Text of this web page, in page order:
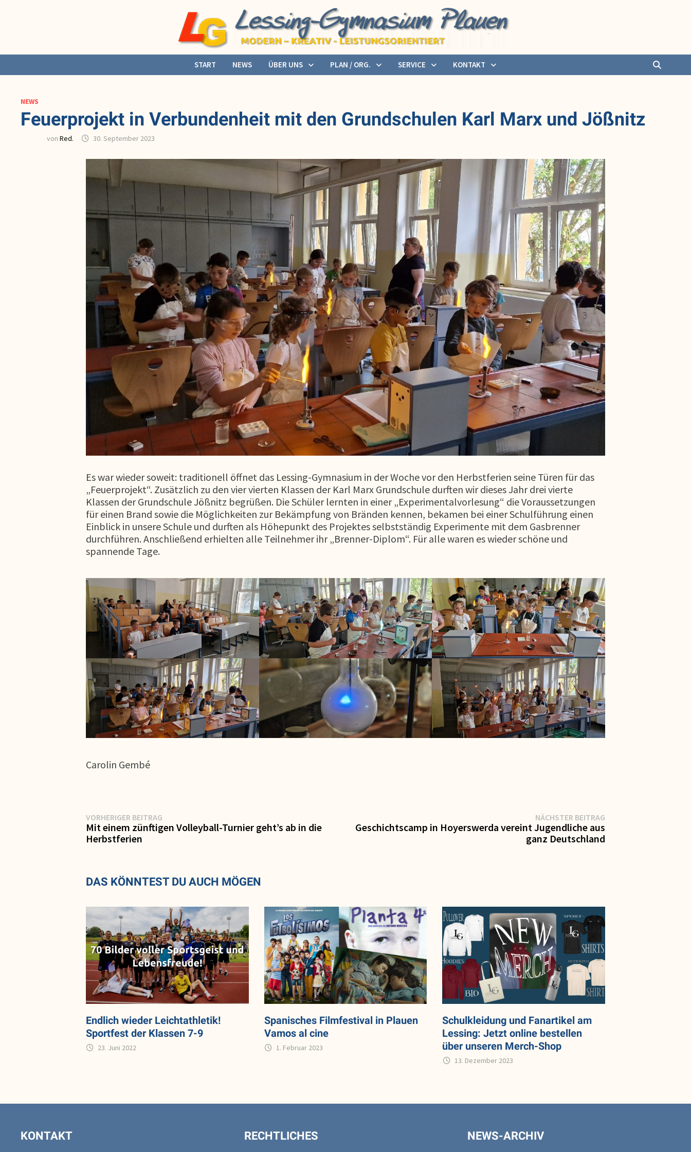
START NEWS ÜBER UNS PLAN / ORG. SERVICE KONTAKT
NEWS
Feuerprojekt in Verbundenheit mit den Grundschulen Karl Marx und Jößnitz
vonRed. 30. September 2023
Es war wieder soweit: traditionell öffnet das Lessing-Gymnasium in der Woche vor den Herbstferien seine Türen für das
„Feuerprojekt“. Zusätzlich zu den vier vierten Klassen der Karl Marx Grundschule durften wir dieses Jahr drei vierte
Klassen der Grundschule Jößnitz begrüßen. Die Schüler lernten in einer „Experimentalvorlesung“ die Voraussetzungen
für einen Brand sowie die Möglichkeiten zur Bekämpfung von Bränden kennen, bekamen bei einer Schulführung einen
Einblick in unsere Schule und durften als Höhepunkt des Projektes selbstständig Experimente mit dem Gasbrenner
durchführen. Anschließend erhielten alle Teilnehmer ihr „Brenner-Diplom“. Für alle waren es wieder schöne und
spannende Tage.
Carolin Gembé
Beitragsnavigation
VORHERIGER BEITRAGVorheriger
Beitrag:
Mit einem zünftigen Volleyball-Turnier geht’s ab in die
Herbstferien
NÄCHSTER BEITRAG
Geschichtscamp in Hoyerswerda vereint Jugendliche aus
ganz Deutschland
DAS KÖNNTEST DU AUCH MÖGEN
Endlich wieder Leichtathletik!
Sportfest der Klassen 7-9
23. Juni 2022
Spanisches Filmfestival in Plauen
Vamos al cine
1. Februar 2023
Schulkleidung und Fanartikel am
Lessing: Jetzt online bestellen
über unseren Merch-Shop
13. Dezember 2023
KONTAKT RECHTLICHES NEWS-ARCHIV